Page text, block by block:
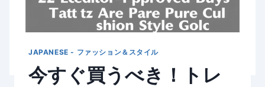
JAPANESE - ファッション＆スタイル
今すぐ買うべき！トレ